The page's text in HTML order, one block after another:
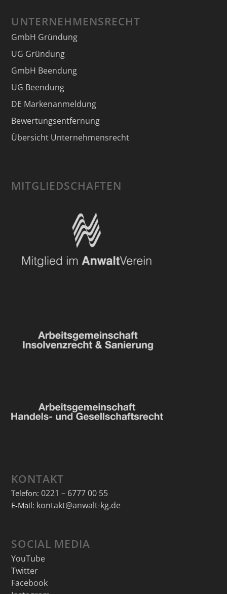
UNTERNEHMENSRECHT
GmbH Gründung
UG Gründung
GmbH Beendung
UG Beendung
DE Markenanmeldung
Bewertungsentfernung
Übersicht Unternehmensrecht
MITGLIEDSCHAFTEN
KONTAKT
Telefon: 0221 – 6777 00 55
E-Mail: kontakt@anwalt-kg.de
SOCIAL MEDIA
YouTube
Twitter
Facebook